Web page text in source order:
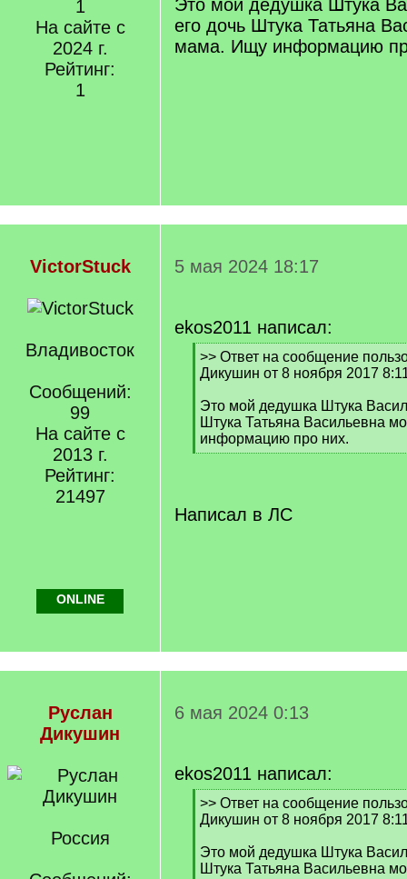
1
На сайте с
2024 г.
Рейтинг:
1
Это мой дедушка Штука
его дочь Штука Татьяна
мама. Ищу информацию
VictorStuck
Владивосток
Сообщений:
99
На сайте с
2013 г.
Рейтинг:
21497
5 мая 2024 18:17
ekos2011 написал:
[
q
>> Ответ на сообщение
Дикушин от 8 ноября 2017
Это мой дедушка Штука
Штука Татьяна Васильевна
информацию про них.
[
Написал в ЛС
ONLINE
Руслан
Дикушин
Россия
6 мая 2024 0:13
ekos2011 написал:
[
q
>> Ответ на сообщение
Дикушин от 8 ноября 2017
Это мой дедушка Штука
Штука Татьяна Васильевна